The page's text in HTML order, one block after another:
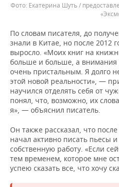
Екатерина Шуть /
По словам писателя, до
знали в Китае, но после 2012
выросло. «Моих книг на
больше и больше, а
очень пристальным. Я долго
этой новой реальности», —
научился отделять себя от
понял, что, возможно, их
я», — объяснил писатель.
Он также рассказал, что
начал активно писать пьесы
собственную работу. «Если
тем временем, которое мне
успею сказать все, что хочу